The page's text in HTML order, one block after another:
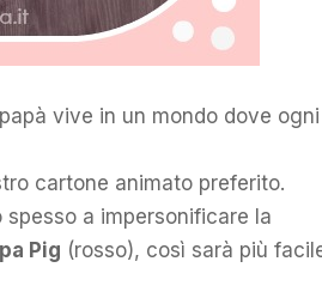
vive in un mondo dove ogni
cartone animato preferito.
a impersonificare la
Pig (rosso), così sarà più